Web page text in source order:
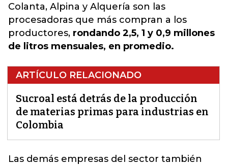
Colanta, Alpina y Alquería son las
procesadoras que más compran a los
productores, rondando 2,5, 1 y 0,9 millones
de litros mensuales, en promedio.
ARTÍCULO RELACIONADO
Sucroal está detrás de la producción
de materias primas para industrias en
Colombia
Las demás empresas del sector también